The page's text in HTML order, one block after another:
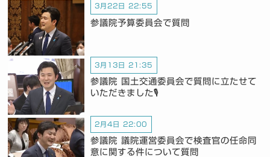
3月22日 22:55
参議院予算委員会で質問
3月13日 21:35
参議院 国土交通委員会で質問に立たせて
いただきました🎙️
2月4日 22:00
参議院 議院運営委員会で検査官の任命同
意に関する件について質問